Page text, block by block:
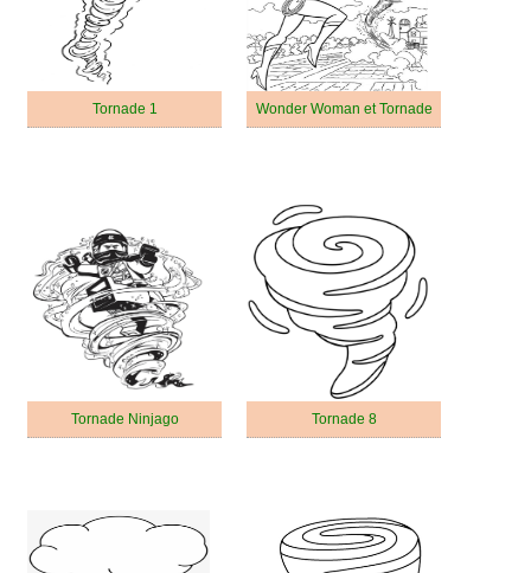
Tornade 1 Wonder Woman et Tornade
Tornade Ninjago Tornade 8